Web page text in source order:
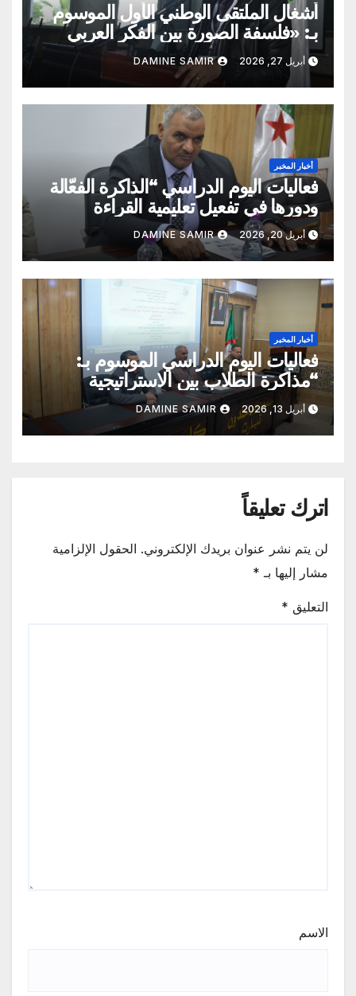
أشغال الملتقى الوطني الأول الموسوم
بـ: «فلسفة الصورة بين الفكر العربي
الإسلامي والفكر الغربي: من الميتافيزيقيا
المتعالية إلى الممارسة الثقافية»
أبريل 27, 2026 DAMINE SAMIR
أخبار المخبر
فعاليات اليوم الدراسي “الذاكرة الفعّالة
ودورها في تفعيل تعليمية القراءة
السريعة والقراءة التصويرية”
أبريل 20, 2026 DAMINE SAMIR
أخبار المخبر
فعاليات اليوم الدراسي الموسوم بـ:
“مذاكرة الطلاب بين الاستراتيجية
العلمية الواعية والتقليد الاعتباطي”
أبريل 13, 2026 DAMINE SAMIR
اترك تعليقاً
لن يتم نشر عنوان بريدك الإلكتروني. الحقول الإلزامية
مشار إليها بـ *
التعليق *
الاسم